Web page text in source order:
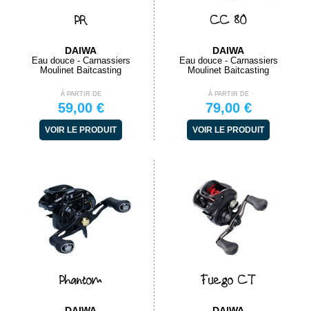
PR
DAIWA
Eau douce - Carnassiers
Moulinet Baitcasting
À PARTIR DE
59,00 €
VOIR LE PRODUIT
CC 80
DAIWA
Eau douce - Carnassiers
Moulinet Baitcasting
À PARTIR DE
79,00 €
VOIR LE PRODUIT
Phantom Fuego CT